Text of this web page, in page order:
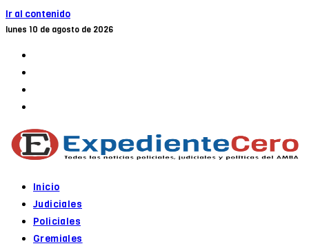
Ir al contenido
lunes 10 de agosto de 2026
Inicio
Judiciales
Policiales
Gremiales